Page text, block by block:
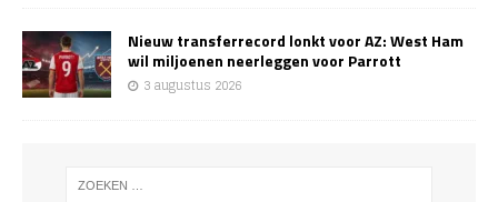
Nieuw transferrecord lonkt voor AZ: West Ham
wil miljoenen neerleggen voor Parrott
3 augustus 2026